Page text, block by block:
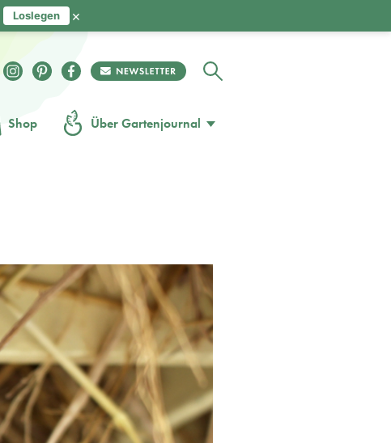
Shop Über Gartenjournal
Loslegen ×